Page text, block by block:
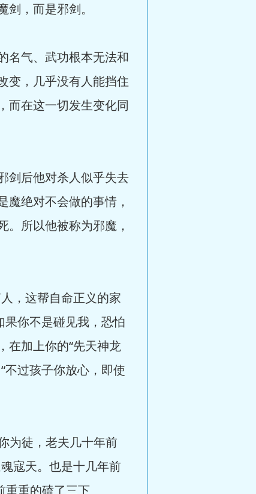
，而是邪剑。
气、武功根本无法和
变，几乎没有人能挡住
而在这一切发生变化同
后他对杀人似乎失去
绝对不会做的事情，
所以他被称为邪魔，
，这帮自命正义的家
果你不是碰见我，恐怕
在加上你的“先天神龙
不过孩子你放心，即使
为徒，老夫几十年前
寇天。也是十几年前
重重的磕了三下